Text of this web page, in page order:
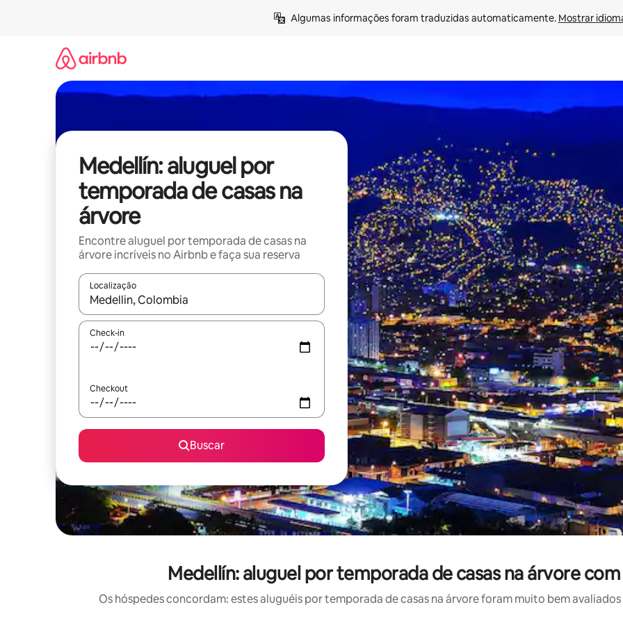
Algumas informações foram traduzidas automaticamente. Mostrar
Medellín: aluguel por
temporada de casas na
árvore
Encontre aluguel por temporada de casas na
árvore incríveis no Airbnb e faça sua reserva
Localização
Quando os resultados estiverem disponíveis, explore-os usando as seta para cima e para baixo do teclado ou tocando
Check-in
Checkout
Buscar
Medellín: aluguel por temporada de casas na árvore
Os hóspedes concordam: estes aluguéis por temporada de casas na árvore foram muito bem